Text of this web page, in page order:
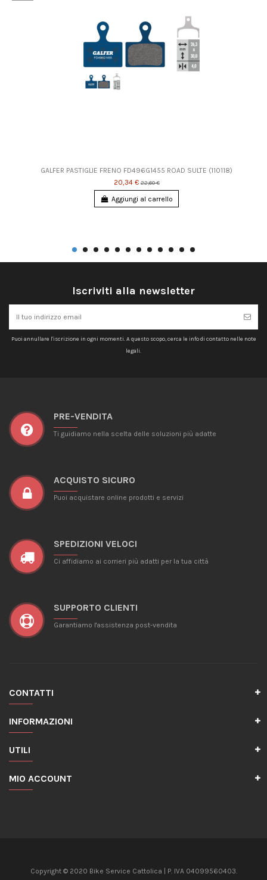
GALFER PASTIGLIE FRENO FD496G1455 ROAD SULTE (110118)
20,34 € 22,60 €
Aggiungi al carrello
Iscriviti alla newsletter
Puoi annullare l'iscrizione in ogni momenti. A questo scopo, cerca le info di contatto nelle note
legali.
PRE-VENDITA
Ti guidiamo nella scelta delle soluzioni più adatte
ACQUISTO SICURO
Puoi acquistare online prodotti e servizi
SPEDIZIONI VELOCI
Ci affidiamo ai corrieri più adatti per la tua città
SUPPORTO CLIENTI
Garantiamo l'assistenza post-vendita
CONTATTI
INFORMAZIONI
UTILI
MIO ACCOUNT
Copyright © 2020 Bike Service Cattolica | P. IVA 04099560403.